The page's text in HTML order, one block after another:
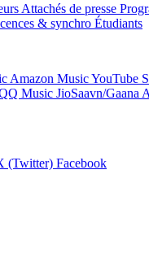
Attachés de presse
& synchro Étudiants
Amazon MusicYouTube
Music JioSaavn/Gaana
(Twitter) Facebook